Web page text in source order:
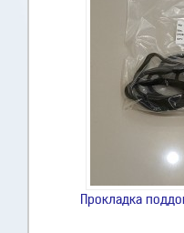
Прокладка